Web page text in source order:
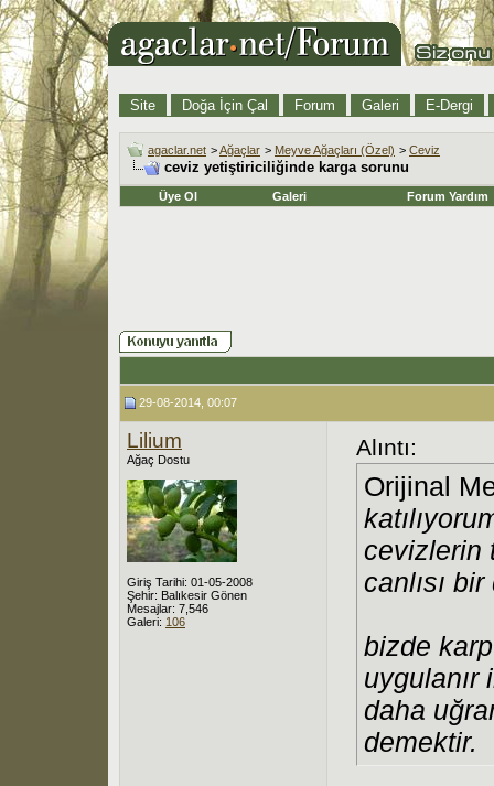
Site Doğa İçin Çal Forum Galeri E-Dergi
agaclar.net >Ağaçlar > Meyve Ağaçları (Özel) > Ceviz
ceviz yetiştiriciliğinde karga sorunu
Üye Ol Galeri Forum Yardım
29-08-2014, 00:07
Lilium
Ağaç Dostu
Giriş Tarihi: 01-05-2008
Şehir: Balıkesir Gönen
Mesajlar: 7,546
Galeri: 106
Alıntı:
Orijinal
cevizlerin
canlısı
bizde
uygulanır
daha
demektir.